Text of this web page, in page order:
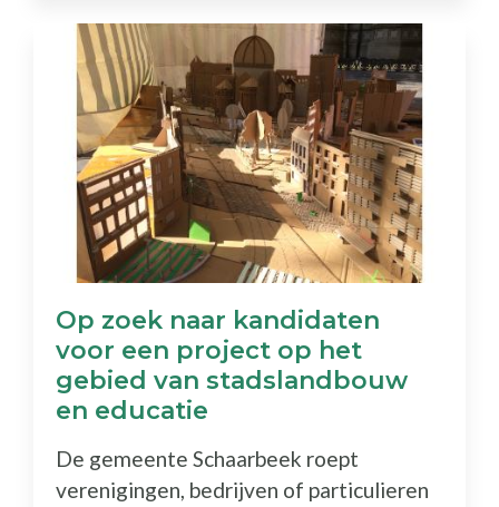
Op zoek naar kandidaten
voor een project op het
gebied van stadslandbouw
en educatie
De gemeente Schaarbeek roept
verenigingen, bedrijven of particulieren